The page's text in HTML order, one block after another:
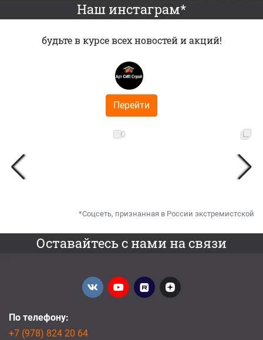
Наш инстаграм*
будьте в курсе всех новостей и акций!
Перейти
*Соцсеть, признанная в России экстремистской
Оставайтесь с нами на связи
По телефону:
+7 (978) 824 20 64